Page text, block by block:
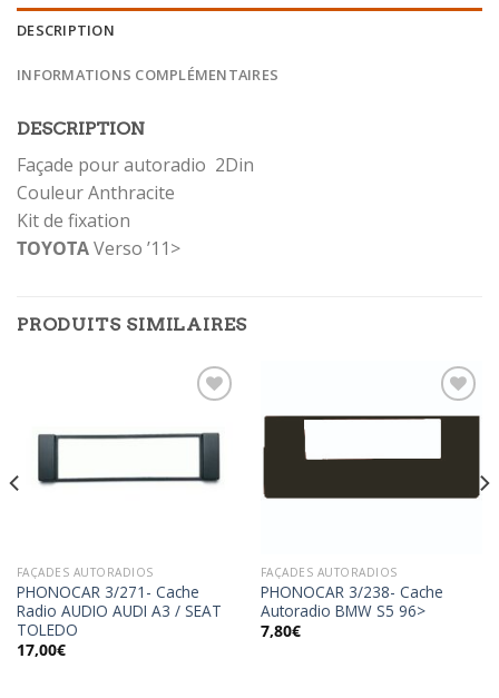
DESCRIPTION
INFORMATIONS COMPLÉMENTAIRES
DESCRIPTION
Façade pour autoradio 2Din
Couleur Anthracite
Kit de fixation
TOYOTAVerso ’11>
PRODUITS SIMILAIRES
wishlist
FAÇADES AUTORADIOS
PHONOCAR 3/271- Cache
Radio AUDIO AUDI A3 / SEAT
TOLEDO
17,00€
Ajouter
FAÇADES AUTORADIOS
PHONOCAR 3/238- Cache
Autoradio BMW S5 96>
7,80€